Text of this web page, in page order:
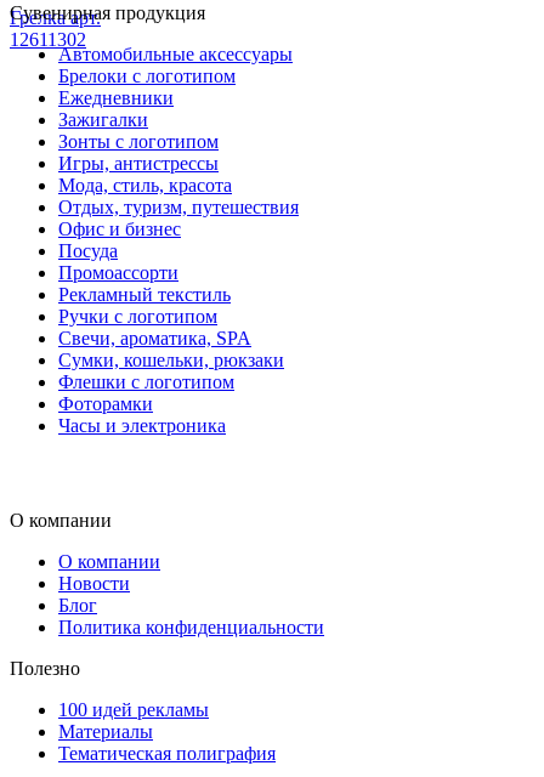
Грелка арт.
12611302
Сувенирная продукция
Автомобильные аксессуары
Брелоки с логотипом
Ежедневники
Зажигалки
Зонты с логотипом
Игры, антистрессы
Мода, стиль, красота
Отдых, туризм, путешествия
Офис и бизнес
Посуда
Промоассорти
Рекламный текстиль
Ручки с логотипом
Свечи, ароматика, SPA
Сумки, кошельки, рюкзаки
Флешки с логотипом
Фоторамки
Часы и электроника
О компании
О компании
Новости
Блог
Политика конфиденциальности
Полезно
100 идей рекламы
Материалы
Тематическая полиграфия